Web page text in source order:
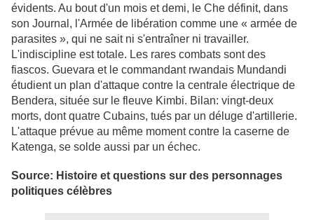
évidents. Au bout d'un mois et demi, le Che définit, dans
son Journal, l'Armée de libération comme une « armée de
parasites », qui ne sait ni s'entraîner ni travailler.
L'indiscipline est totale. Les rares combats sont des
fiascos. Guevara et le commandant rwandais Mundandi
étudient un plan d'attaque contre la centrale électrique de
Bendera, située sur le fleuve Kimbi. Bilan: vingt-deux
morts, dont quatre Cubains, tués par un déluge d'artillerie.
L'attaque prévue au même moment contre la caserne de
Katenga, se solde aussi par un échec.
Source: Histoire et questions sur des personnages
politiques célèbres